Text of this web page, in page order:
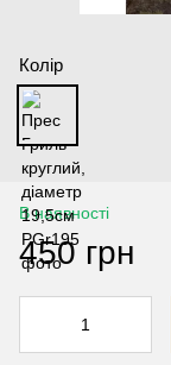
Колір
В наявності
450 грн